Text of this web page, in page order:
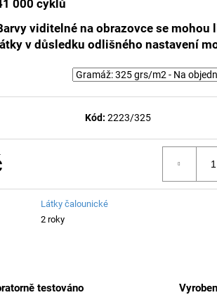
000 cyklů
viditelné na obrazovce se
v důsledku odlišného nastavení
Kód: 2223/325
Látky čalounické
2 roky
testováno